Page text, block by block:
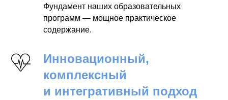
Фундамент наших образовательных
программ — мощное практическое
содержание.
Инновационный,
комплексный
и интегративный подход